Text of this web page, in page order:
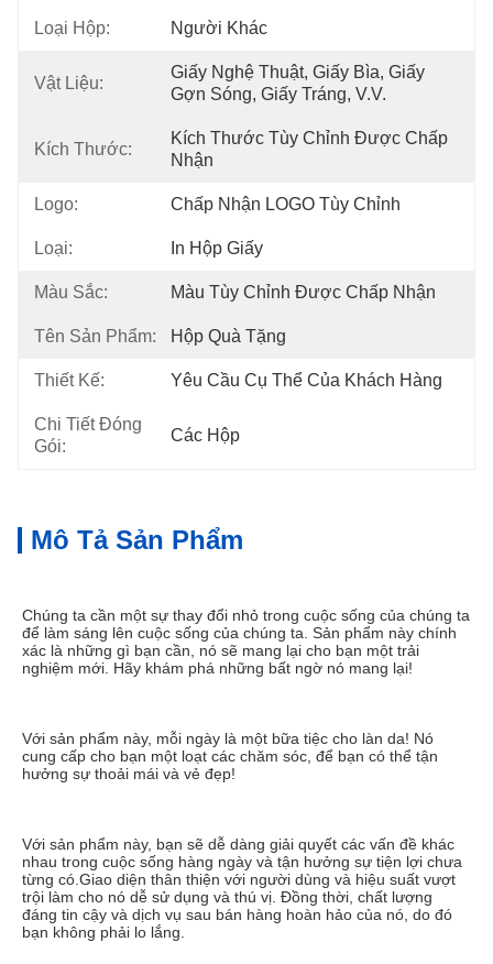
Loại Hộp: Người Khác
Vật Liệu:
Giấy Nghệ Thuật, Giấy Bìa, Giấy
Gợn Sóng, Giấy Tráng, V.v.
Kích Thước:
Kích Thước Tùy Chỉnh Được Chấp
Nhận
Logo: Chấp Nhận LOGO Tùy Chỉnh
Loại: In Hộp Giấy
Màu Sắc: Màu Tùy Chỉnh Được Chấp Nhận
Tên Sản Phẩm: Hộp Quà Tặng
Thiết Kế: Yêu Cầu Cụ Thể Của Khách Hàng
Chi Tiết Đóng
Gói:
Các Hộp
Mô Tả Sản Phẩm
Chúng ta cần một sự thay đổi nhỏ trong cuộc sống của chúng ta
để làm sáng lên cuộc sống của chúng ta. Sản phẩm này chính
xác là những gì bạn cần, nó sẽ mang lại cho bạn một trải
nghiệm mới. Hãy khám phá những bất ngờ nó mang lại!
Với sản phẩm này, mỗi ngày là một bữa tiệc cho làn da! Nó
cung cấp cho bạn một loạt các chăm sóc, để bạn có thể tận
hưởng sự thoải mái và vẻ đẹp!
Với sản phẩm này, bạn sẽ dễ dàng giải quyết các vấn đề khác
nhau trong cuộc sống hàng ngày và tận hưởng sự tiện lợi chưa
từng có.Giao diện thân thiện với người dùng và hiệu suất vượt
trội làm cho nó dễ sử dụng và thú vị. Đồng thời, chất lượng
đáng tin cậy và dịch vụ sau bán hàng hoàn hảo của nó, do đó
bạn không phải lo lắng.